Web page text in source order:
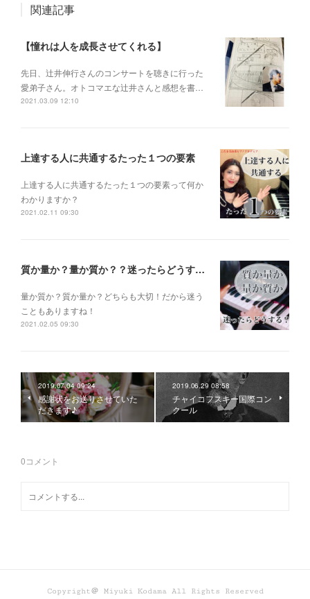
関連記事
【憧れは人を成長させてくれる】
先日、辻井伸行さんのコンサートを 聴きに行った
愛弟子さん。 オトコマエな辻井さんと 感想を書…
2021.03.09 12:10
上達する人に共通するたった１つの要素
上達する人に共通するたった１つの要素って何か
わかりますか？
2021.02.11 09:30
質か量か？量か質か？？迷ったらどうする？？？
量か質か？ 質か量か？ どちらも大切！だから迷う
こともありますね！
2021.02.05 09:30
2019.07.04 09:24
感謝状をお送りさせていた
だきます♪
2019.06.29 08:58
チャイコフスキー国際コン
クール
0コメント
Copyright＠ Miyuki Kodama All Rights Reserved